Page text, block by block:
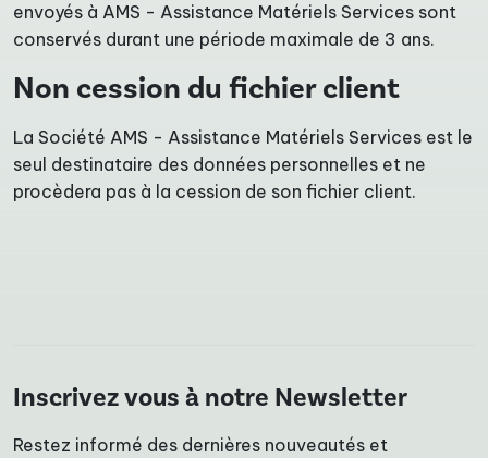
envoyés à AMS - Assistance Matériels Services sont
conservés durant une période maximale de 3 ans.
Non cession du fichier client
La Société AMS - Assistance Matériels Services est le
seul destinataire des données personnelles et ne
procèdera pas à la cession de son fichier client.
Inscrivez vous à notre Newsletter
Restez informé des dernières nouveautés et